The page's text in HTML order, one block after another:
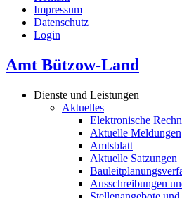
Impressum
Datenschutz
Login
Amt Bützow-Land
Dienste und Leistungen
Aktuelles
Elektronische
Aktuelle Meldungen
Amtsblatt
Aktuelle Satzungen
Ausschreibungen